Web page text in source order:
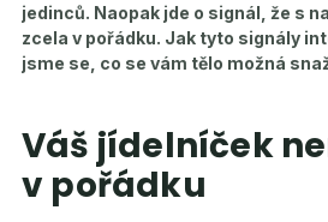
jedinců. Naopak jde o signál, že s
zcela v pořádku. Jak tyto signály
jsme se, co se vám tělo možná
Váš jídelníček
v pořádku